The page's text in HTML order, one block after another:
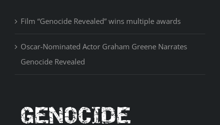
Film “Genocide Revealed” wins multiple awards
Oscar-Nominated Actor Graham Greene Narrates
Genocide Revealed